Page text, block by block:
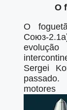
O
O
Союз-
Sergei